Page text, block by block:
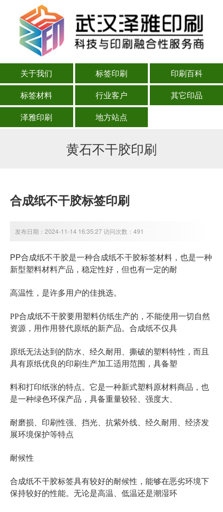
关于我们 标签印刷
印刷百科
标签材料
行业客户
其它印品
泽雅印刷
地方站点
黄石不干胶印刷
合成纸不干胶标签印刷
发布日期：2024-11-14 16:35:27 访问次数：491
PP合成纸不干胶是一种合成纸不干胶标签材料，也是一种
新型塑料材料产品，稳定性好，但也有一定的耐
高温性，是许多用户的佳挑选。
PP合成纸不干胶要用塑料仿纸生产的，不能使用一切自然
资源，用作用替代原纸的新产品。合成纸不仅具
原纸无法达到的防水、经久耐用、撕破的塑料特性，而且
具有原纸优良的印刷生产加工适用范围，具备塑
料和打印纸张的特点。它是一种新式塑料原材料商品，也
是一种绿色环保产品，具备重量较轻、强度大、
耐磨损、印刷性强、挡光、抗紫外线、经久耐用、经济发
展环境保护等特点
耐候性
合成纸不干胶标签具有较好的耐候性，能够在恶劣环境下
保持较好的性能。无论是高温、低温还是潮湿环